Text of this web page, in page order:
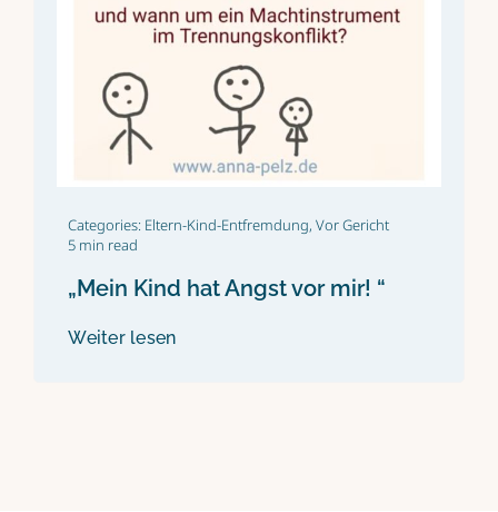
Categories: Eltern-Kind-Entfremdung,Vor Gericht
5 min read
„Mein Kind hat Angst vor mir! “
Weiter lesen